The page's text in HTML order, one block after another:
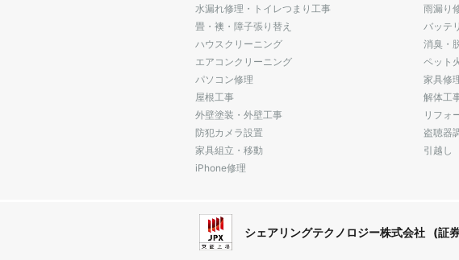
水漏れ修理・トイレつまり工事
雨漏り
畳・襖・障子張り替え
バッテ
ハウスクリーニング
消臭・
エアコンクリーニング
ペット
パソコン修理
家具修
屋根工事
解体工
外壁塗装・外壁工事
リフォ
防犯カメラ設置
盗聴器
家具組立・移動
引越し
iPhone修理
シェアリングテクノロジー株式会社 (証